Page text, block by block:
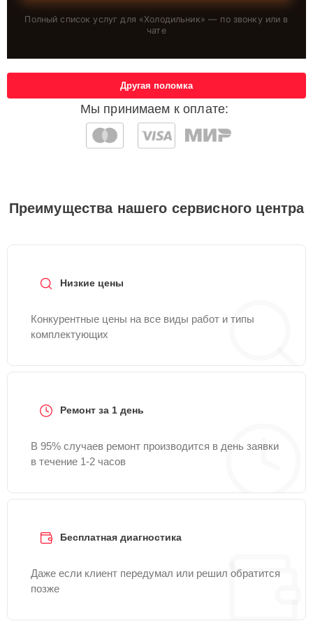
Полный список услуг для «Холодильник» — по звонку или в
чате
Мы принимаем к оплате:
Другая поломка
Преимущества нашего сервисного центра
Низкие цены
Конкурентные цены на все виды работ и типы
комплектующих
Ремонт за 1 день
В 95% случаев ремонт производится в день заявки
в течение 1-2 часов
Бесплатная диагностика
Даже если клиент передумал или решил обратится
позже